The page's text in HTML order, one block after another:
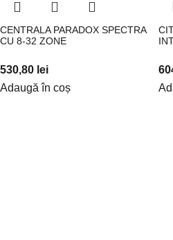
CENTRALA PARADOX SPECTRA
CU 8-32 ZONE
530,80 lei
Adaugă în coș